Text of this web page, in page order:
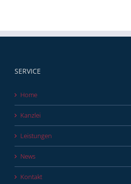
SERVICE
Home
Kanzlei
Leistungen
News
Kontakt